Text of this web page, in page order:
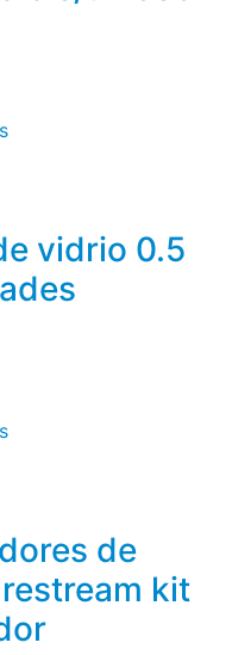
vidrio 0.5
de
kit